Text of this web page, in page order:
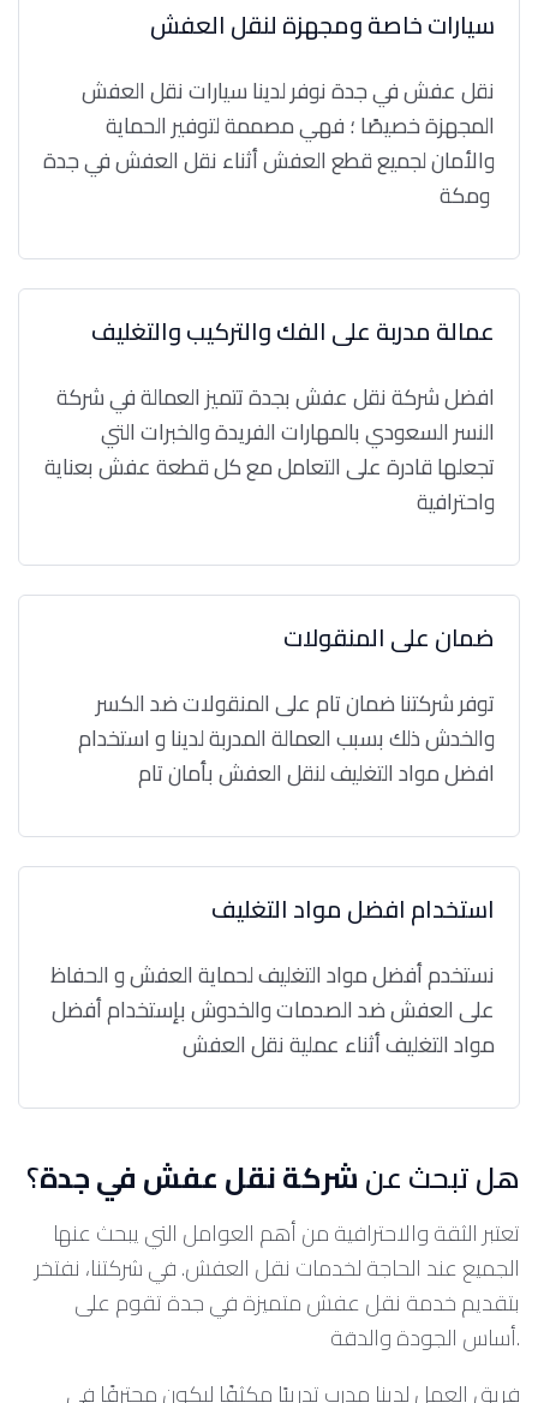
سيارات خاصة ومجهزة لنقل العفش
نقل عفش في جدة نوفر لدينا سيارات نقل العفش
المجهزة خصيصًا ؛ فهي مصممة لتوفير الحماية
والأمان لجميع قطع العفش أثناء نقل العفش في جدة
عمالة مدربة على الفك والتركيب والتغليف
افضل شركة نقل عفش بجدة تتميز العمالة في شركة
النسر السعودي بالمهارات الفريدة والخبرات التي
تجعلها قادرة على التعامل مع كل قطعة عفش بعناية
واحترافية
ضمان على المنقولات
توفر شركتنا ضمان تام على المنقولات ضد الكسر
والخدش ذلك بسبب العمالة المدربة لدينا و استخدام
افضل مواد التغليف لنقل العفش بأمان تام
استخدام افضل مواد التغليف
نستخدم أفضل مواد التغليف لحماية العفش و الحفاظ
على العفش ضد الصدمات والخدوش بإستخدام أفضل
مواد التغليف أثناء عملية نقل العفش
هل تبحث عنشركة نقل عفش في جدة؟
تعتبر الثقة والاحترافية من أهم العوامل التي يبحث عنها
الجميع عند الحاجة لخدمات نقل العفش. في شركتنا، نفتخر
بتقديم خدمة نقل عفش متميزة في جدة تقوم على
أساس الجودة والدقة.